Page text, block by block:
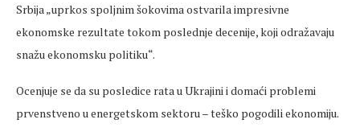
Srbija „uprkos spoljnim šokovima ostvarila impresivne
ekonomske rezultate tokom poslednje decenije, koji odražavaju
snažu ekonomsku politiku“.
Ocenjuje se da su posledice rata u Ukrajini i domaći problemi
prvenstveno u energetskom sektoru – teško pogodili ekonomiju.